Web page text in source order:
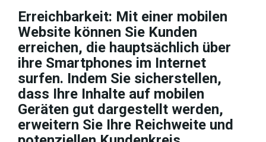
Erreichbarkeit: Mit einer mobilen
Website können Sie Kunden
erreichen, die hauptsächlich über
ihre Smartphones im Internet
surfen. Indem Sie sicherstellen,
dass Ihre Inhalte auf mobilen
Geräten gut dargestellt werden,
erweitern Sie Ihre Reichweite und